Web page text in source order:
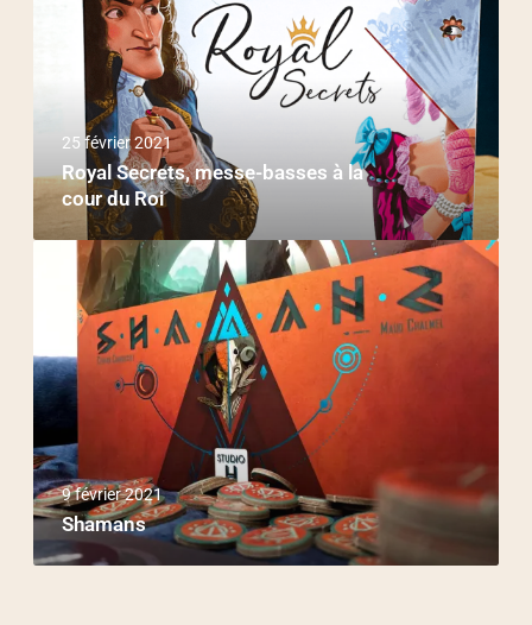
25 février 2021
Royal Secrets, messe-basses à la
cour du Roi
9 février 2021
Shamans